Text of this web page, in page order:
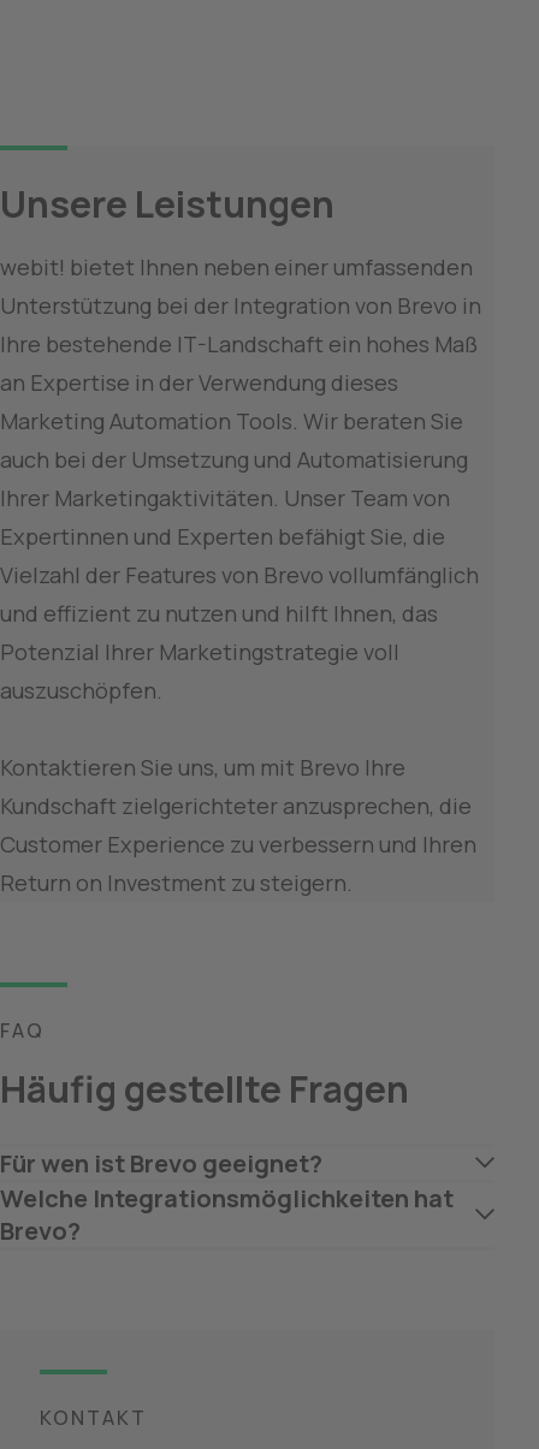
Unsere Leistungen
webit! bietet Ihnen neben einer umfassenden
Unterstützung bei der Integration von Brevo in
Ihre bestehende IT-Landschaft ein hohes Maß
an Expertise in der Verwendung dieses
Marketing Automation Tools. Wir beraten Sie
auch bei der Umsetzung und Automatisierung
Ihrer Marketingaktivitäten. Unser Team von
Expertinnen und Experten befähigt Sie, die
Vielzahl der Features von Brevo vollumfänglich
und effizient zu nutzen und hilft Ihnen, das
Potenzial Ihrer Marketingstrategie voll
auszuschöpfen.
Kontaktieren Sie uns, um mit Brevo Ihre
Kundschaft zielgerichteter anzusprechen, die
Customer Experience zu verbessern und Ihren
FAQ
Häufig gestellte Fragen
Für wen ist Brevo geeignet?
Welche Integrationsmöglichkeiten hat
Brevo?
KONTAKT